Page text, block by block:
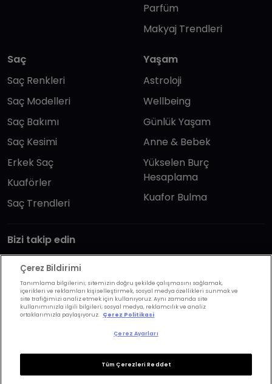
Parfüm
Makyaj Trendleri
Saç
Saç Renkleri
Saç Modelleri
Saç Bakımı
Saç Kesimi
Erkek Saç
Kuaförler
Saç Trendleri
Yaşam
Astroloji
Wellbeing
Günlük Yaşam
Anne & Bebek
Yükselen Burç
Hesaplama
Kuafor Bulma
Bizi takip edin
KVKK Politikası
Aydınlatma Metni
KVKK Başvuru Formu
Kullanım Şart ve Koşulları
Çerez Bildirimi
Tanımlama bilgilerini; sitemizin doğru şekilde çalışmasını sağlamak,
içerikleri ve reklamları kişiselleştirmek, sosyal medya özellikleri sunmak ve
site trafiğimizi analiz etmek için kullanıyoruz. Aynı zamanda site
kullanımınızla ilgili bilgileri; sosyal medya, reklamcılık ve analiz
ortaklarımızla paylaşıyoruz. Çerez Politikasi
Çerez Ayarları
Tüm Çerezleri Reddet